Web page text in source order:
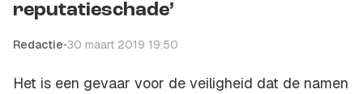
reputatieschade’
Redactie•30 maart 2019 19:50
Het is een gevaar voor de veiligheid dat de namen